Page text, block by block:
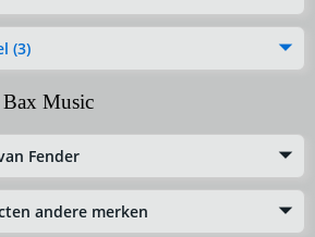
(3)
Music
Fender
andere merken